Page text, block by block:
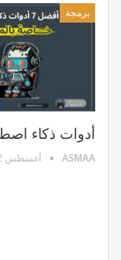
برمجة
أدوات ذكاء
ASMAA أغسطس 12, 2023